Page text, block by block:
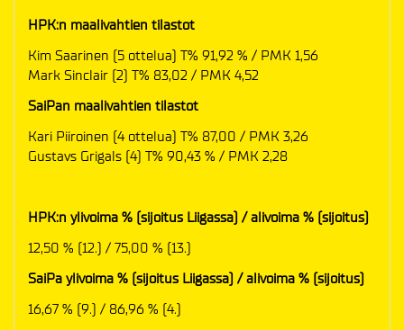
HPK:n maalivahtien tilastot
Kim Saarinen (5 ottelua) T% 91,92 % / PMK 1,56
Mark Sinclair (2) T% 83,02 / PMK 4,52
SaiPan maalivahtien tilastot
Kari Piiroinen (4 ottelua) T% 87,00 / PMK 3,26
Gustavs Grigals (4) T% 90,43 % / PMK 2,28
HPK:n ylivoima % (sijoitus Liigassa) / alivoima % (sijoitus)
12,50 % (12.) / 75,00 % (13.)
SaiPa ylivoima % (sijoitus Liigassa) / alivoima % (sijoitus)
16,67 % (9.) / 86,96 % (4.)